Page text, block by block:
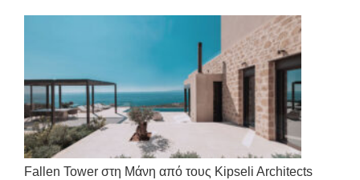
Fallen Tower στη Μάνη από τους Kipseli Architects